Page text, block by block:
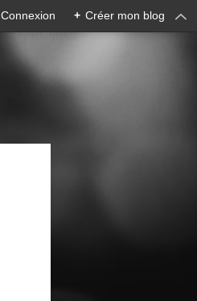
Connexion + Créer mon blog